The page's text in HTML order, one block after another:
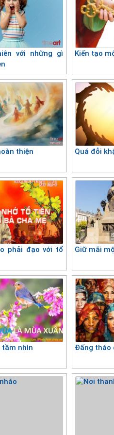
với những gì
Kiến tạo
thiện Quá đỗi
phải đạo với tổ
Giữ mãi
tầm nhìn Đấng tháo